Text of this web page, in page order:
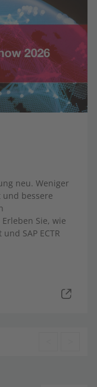
neu. Weniger
bessere
Sie, wie
SAP ECTR